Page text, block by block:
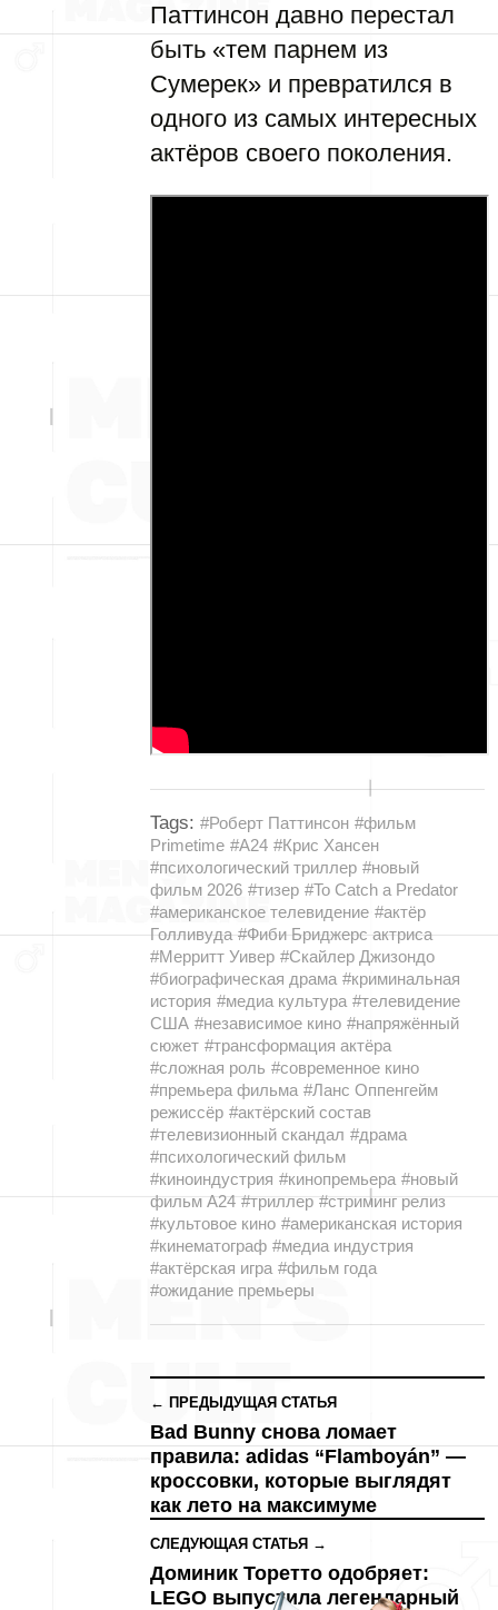
Паттинсон давно перестал
быть «тем парнем из
Сумерек» и превратился в
одного из самых интересных
актёров своего поколения.
Tags: #Роберт Паттинсон #фильм
Primetime #A24 #Крис Хансен
#психологический триллер #новый
фильм 2026 #тизер #To Catch a Predator
#американское телевидение #актёр
Голливуда #Фиби Бриджерс актриса
#Мерритт Уивер #Скайлер Джизондо
#биографическая драма #криминальная
история #медиа культура #телевидение
США #независимое кино #напряжённый
сюжет #трансформация актёра
#сложная роль #современное кино
#премьера фильма #Ланс Оппенгейм
режиссёр #актёрский состав
#телевизионный скандал #драма
#психологический фильм
#киноиндустрия #кинопремьера #новый
фильм A24 #триллер #стриминг релиз
#культовое кино #американская история
#кинематограф #медиа индустрия
#актёрская игра #фильм года
#ожидание премьеры
← ПРЕДЫДУЩАЯ СТАТЬЯ
Bad Bunny снова ломает
правила: adidas “Flamboyán” —
кроссовки, которые выглядят
как лето на максимуме
СЛЕДУЮЩАЯ СТАТЬЯ →
Доминик Торетто одобряет:
LEGO выпустила легендарный